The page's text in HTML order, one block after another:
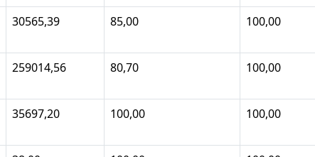
30565,39 85,00 100,00
259014,56 80,70 100,00
35697,20 100,00 100,00